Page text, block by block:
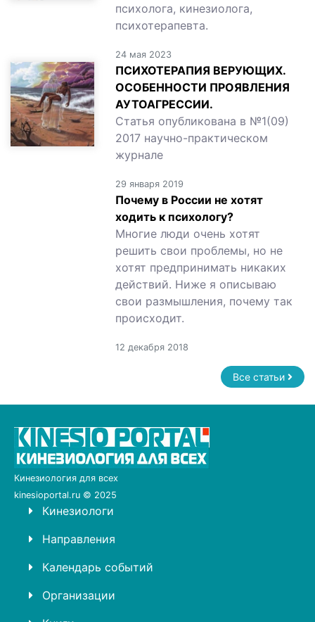
психолога, кинезиолога,
психотерапевта.
24 мая 2023
ПСИХОТЕРАПИЯ ВЕРУЮЩИХ.
ОСОБЕННОСТИ ПРОЯВЛЕНИЯ
АУТОАГРЕССИИ.
Статья опубликована в №1(09)
2017 научно-практическом
журнале
29 января 2019
Почему в России не хотят
ходить к психологу?
Многие люди очень хотят
решить свои проблемы, но не
хотят предпринимать никаких
действий. Ниже я описываю
свои размышления, почему так
происходит.
12 декабря 2018
Все статьи
Кинезиология для всех
kinesioportal.ru © 2025
Кинезиологи
Направления
Календарь событий
Организации